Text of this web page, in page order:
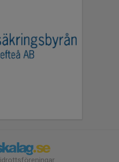
idrottsföreningar